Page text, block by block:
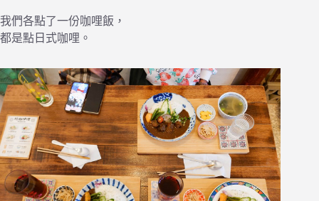
我們各點了一份咖哩飯，
都是點日式咖哩。